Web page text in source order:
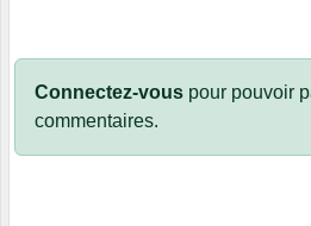
Connectez-vous pour pouvoir
commentaires.